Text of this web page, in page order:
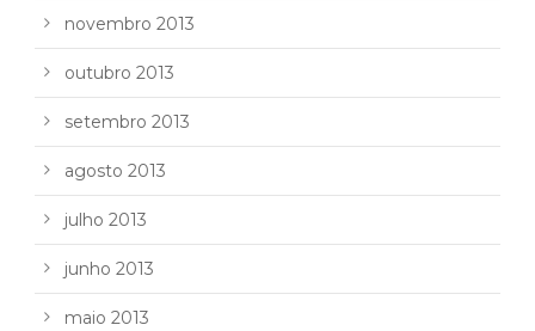
novembro 2013
outubro 2013
setembro 2013
agosto 2013
julho 2013
junho 2013
maio 2013